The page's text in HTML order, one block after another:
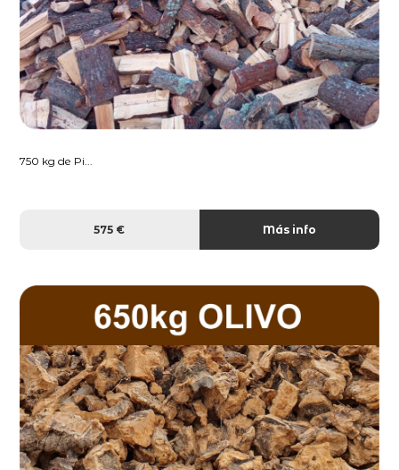
750 kg de Pi...
575 € Más info